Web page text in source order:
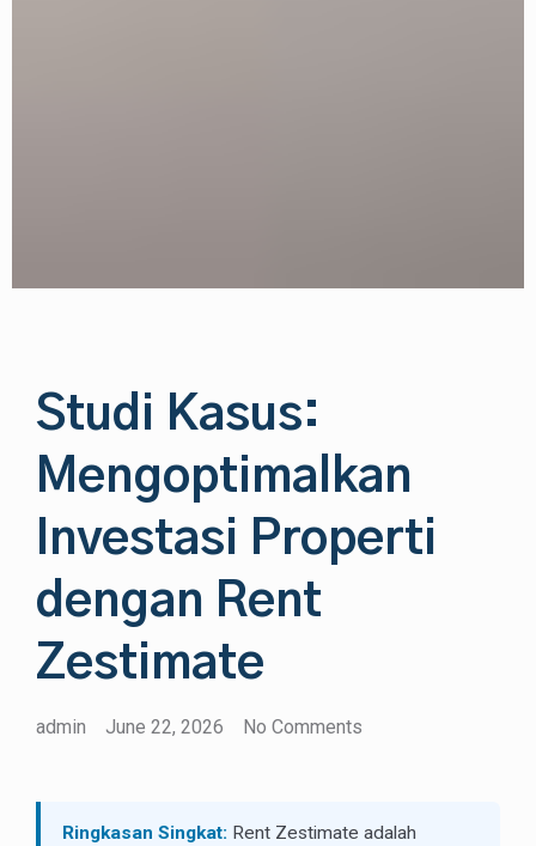
Studi Kasus:
Mengoptimalkan
Investasi Properti
dengan Rent
Zestimate
admin June 22, 2026 No Comments
Ringkasan Singkat: Rent Zestimate adalah